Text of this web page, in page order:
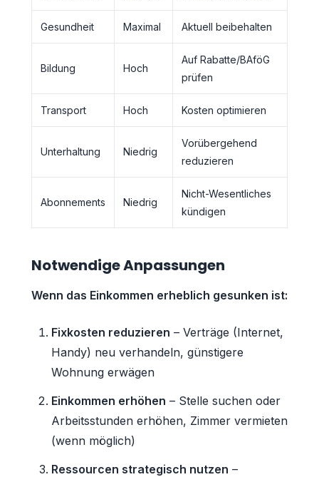
Gesundheit Maximal Aktuell beibehalten
Bildung Hoch
Auf Rabatte/BAföG
prüfen
Transport Hoch Kosten optimieren
Unterhaltung Niedrig
Vorübergehend
reduzieren
Abonnements Niedrig
Nicht-Wesentliches
kündigen
Notwendige Anpassungen
Wenn das Einkommen erheblich gesunken ist:
Fixkosten reduzieren – Verträge (Internet,
Handy) neu verhandeln, günstigere
Wohnung erwägen
Einkommen erhöhen – Stelle suchen oder
Arbeitsstunden erhöhen, Zimmer vermieten
(wenn möglich)
Ressourcen strategisch nutzen –